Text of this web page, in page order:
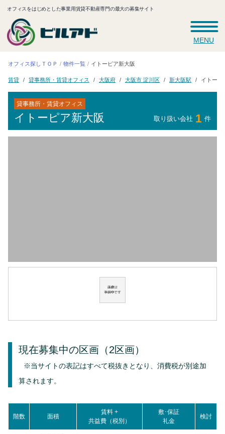
オフィスをはじめとした事業用賃貸不動産専門の最大の募集サイト
MENU
オフィス探しＴＯＰ 物件一覧 イトーピア新大阪
賃貸 貸事務所・賃貸オフィス 大阪府 大阪市 淀川区 新大阪駅 イトーピ
貸事務所・賃貸オフィス
イトーピア新大阪 取り扱い会社 1 件
現在募集中の区画 （2区画）
※当サイトの表記はすべて税抜きとなり、消費税が別途加
算されます。
階数 面積
賃料 +
共益費（税別）
敷･保証
礼金
検討